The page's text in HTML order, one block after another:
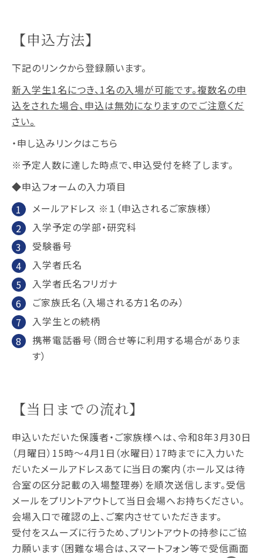
【申込方法】
下記のリンクから登録願います。
新入学生1名につき、1名の入場が可能です。複数名の申
込をされた場合、申込は無効になりますのでご注意くだ
さい。
・申し込みリンクはこちら
※予定人数に達した時点で、申込受付を終了します。
◆申込フォームの入力項目
メールアドレス ※１（申込されるご家族様）
入学予定の学部・研究科
受験番号
入学者氏名
入学者氏名フリガナ
ご家族氏名（入場される方1名のみ）
入学生との続柄
携帯電話番号（問合せ等に利用する場合がありま
す）
【当日までの流れ】
申込いただいた保護者・ご家族様へは、令和8年3月30日
（月曜日）15時～4月1日（水曜日）17時までに入力いた
だいたメールアドレスあてに当日の案内（ホール又は待
合室の区分記載の入場整理券）を順次送信します。受信
メールをプリントアウトして当日会場へお持ちください。
会場入口で確認の上、ご案内させていただきます。
受付をスムーズに行うため、プリントアウトの持参にご協
力願います（困難な場合は、スマートフォン等で受信画面